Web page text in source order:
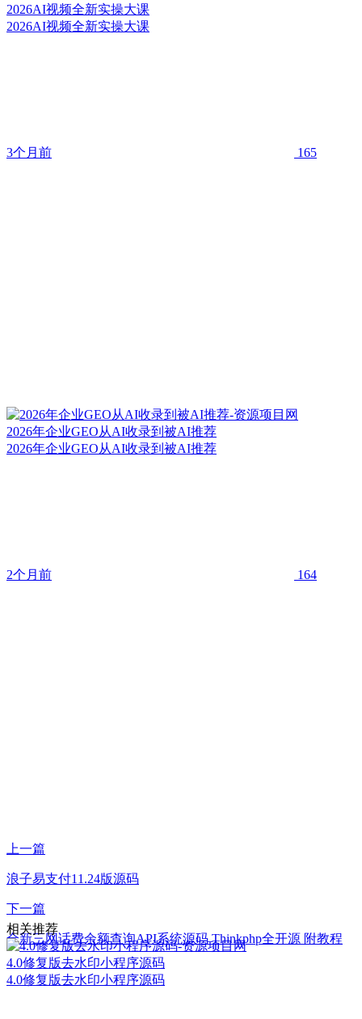
2026AI视频全新实操大课
2026AI视频全新实操大课
3个月前 165
2026年企业GEO从AI收录到被AI推荐
2026年企业GEO从AI收录到被AI推荐
2个月前 164
上一篇
浪子易支付11.24版源码
下一篇
全新三网话费余额查询API系统源码 Thinkphp全开源 附教程
相关推荐
4.0修复版去水印小程序源码
4.0修复版去水印小程序源码